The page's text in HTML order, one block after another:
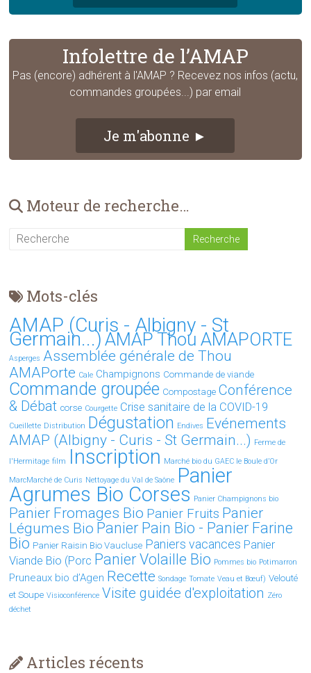
Infolettre de l’AMAP
Pas (encore) adhérent à l'AMAP ? Recevez nos infos (actu,
commandes groupées...) par email
Je m'abonne ►
Moteur de recherche…
Mots-clés
AMAP (Curis - Albigny - St
Germain...) AMAP Thou AMAPORTE
Asperges Assemblée générale de Thou
AMAPorte Cale Champignons Commande de viande
Commande groupée Compostage Conférence
& Débat corse Courgette Crise sanitaire de la COVID-19
Cueillette Distribution Dégustation Endives Evénements
AMAP (Albigny - Curis - St Germain...) Ferme de
l'Hermitage film Inscription Marché bio du GAEC le Boule d’Or
MarcMarché de Curis Nettoyage du Val de Saône Panier
Agrumes Bio Corses Panier Champignons bio
Panier Fromages Bio Panier Fruits Panier
Légumes Bio Panier Pain Bio - Panier Farine
Bio Panier Raisin Bio Vaucluse Paniers vacances Panier
Viande Bio (Porc Panier Volaille Bio Pommes bio Potimarron
Pruneaux bio d’Agen Recette Sondage Tomate Veau et Bœuf) Velouté
et Soupe Visioconférence Visite guidée d'exploitation Zéro
déchet
Articles récents